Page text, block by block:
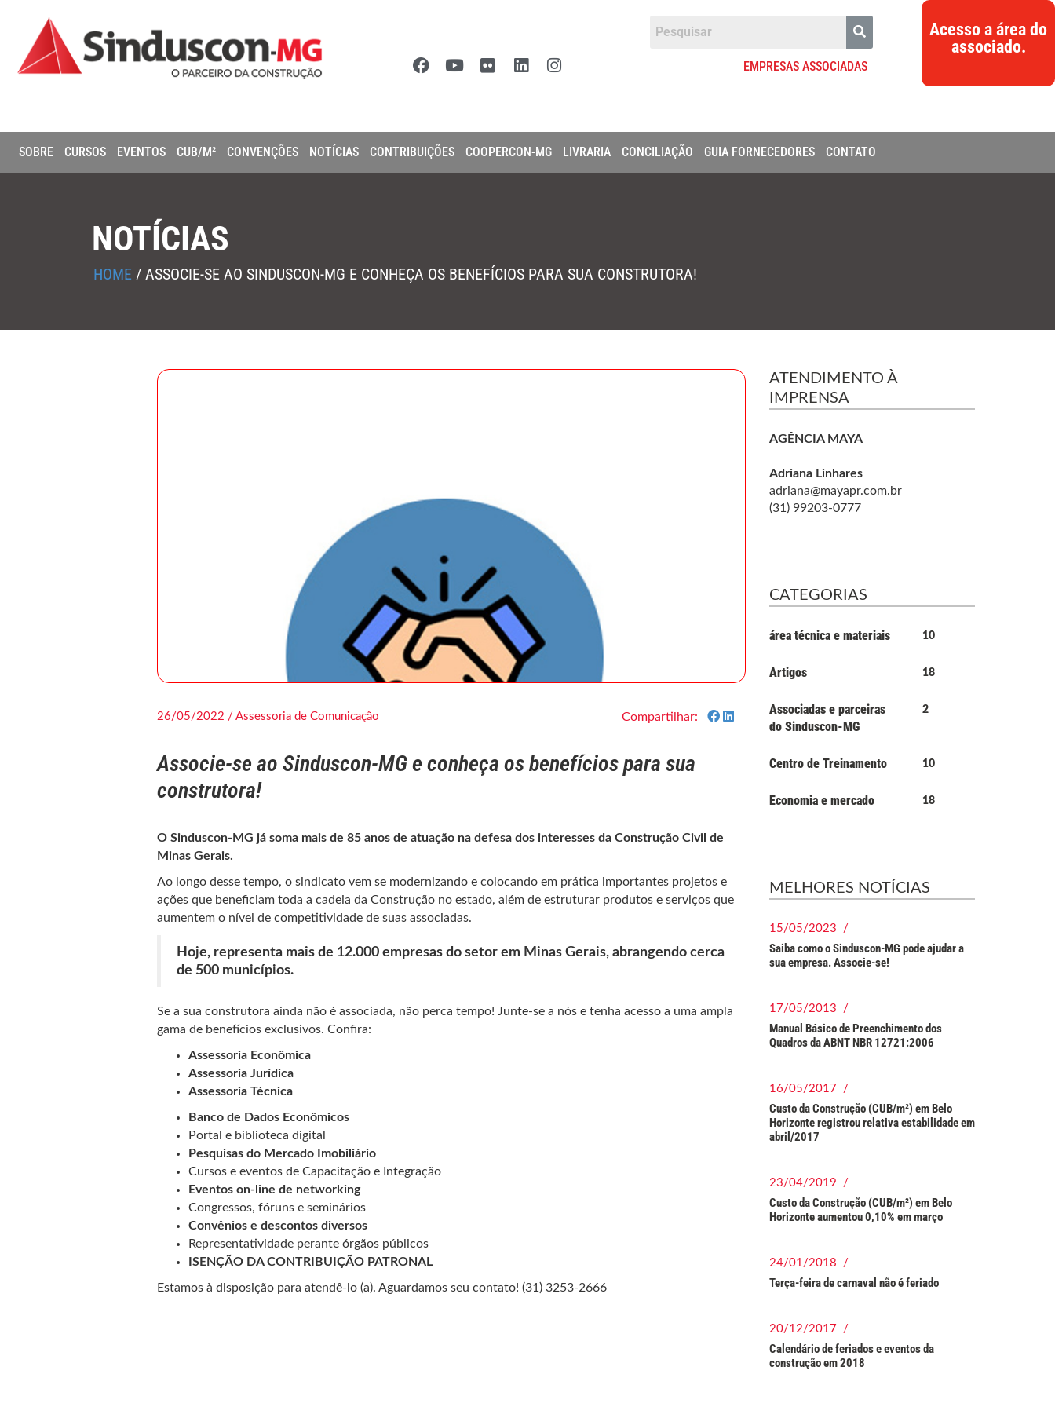
EMPRESAS ASSOCIADAS
Acesso a área do
associado.
SOBRE CURSOS EVENTOS CUB/M² CONVENÇÕES NOTÍCIAS CONTRIBUIÇÕES COOPERCON-MG LIVRARIA CONCILIAÇÃO GUIA FORNECEDORES CONTATO
NOTÍCIAS
HOME / ASSOCIE-SE AO SINDUSCON-MG E CONHEÇA OS BENEFÍCIOS PARA SUA CONSTRUTORA!
26/05/2022 / Assessoria de Comunicação Compartilhar:
Associe-se ao Sinduscon-MG e conheça os benefícios para sua
construtora!
O Sinduscon-MG já soma mais de 85 anos de atuação na defesa dos interesses da Construção Civil de
Minas Gerais.
Ao longo desse tempo, o sindicato vem se modernizando e colocando em prática importantes projetos e
ações que beneficiam toda a cadeia da Construção no estado, além de estruturar produtos e serviços que
aumentem o nível de competitividade de suas associadas.
Hoje, representa mais de 12.000 empresas do setor em Minas Gerais, abrangendo cerca
de 500 municípios.
Se a sua construtora ainda não é associada, não perca tempo! Junte-se a nós e tenha acesso a uma ampla
gama de benefícios exclusivos. Confira:
Assessoria Econômica
Assessoria Jurídica
Assessoria Técnica
Banco de Dados Econômicos
Portal e biblioteca digital
Pesquisas do Mercado Imobiliário
Cursos e eventos de Capacitação e Integração
Eventos on-line de networking
Congressos, fóruns e seminários
Convênios e descontos diversos
Representatividade perante órgãos públicos
ISENÇÃO DA CONTRIBUIÇÃO PATRONAL
Estamos à disposição para atendê-lo (a). Aguardamos seu contato! (31) 3253-2666
ATENDIMENTO À
IMPRENSA
AGÊNCIA MAYA
Adriana Linhares
adriana@mayapr.com.br
(31) 99203-0777
CATEGORIAS
área técnica e materiais 10
Artigos 18
Associadas e parceiras
do Sinduscon-MG
2
Centro de Treinamento 10
Economia e mercado 18
MELHORES NOTÍCIAS
15/05/2023 /
Saiba como o Sinduscon-MG pode ajudar a
sua empresa. Associe-se!
17/05/2013 /
Manual Básico de Preenchimento dos
Quadros da ABNT NBR 12721:2006
16/05/2017 /
Custo da Construção (CUB/m²) em Belo
Horizonte registrou relativa estabilidade em
abril/2017
23/04/2019 /
Custo da Construção (CUB/m²) em Belo
Horizonte aumentou 0,10% em março
24/01/2018 /
Terça-feira de carnaval não é feriado
20/12/2017 /
Calendário de feriados e eventos da
construção em 2018